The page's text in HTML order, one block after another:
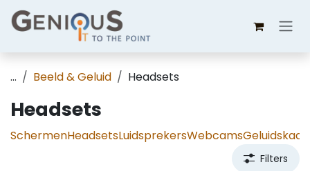
Overslaan naar inhoud
... Beeld & Geluid Headsets
Headsets
SchermenHeadsetsLuidsprekersWebcams
Filters